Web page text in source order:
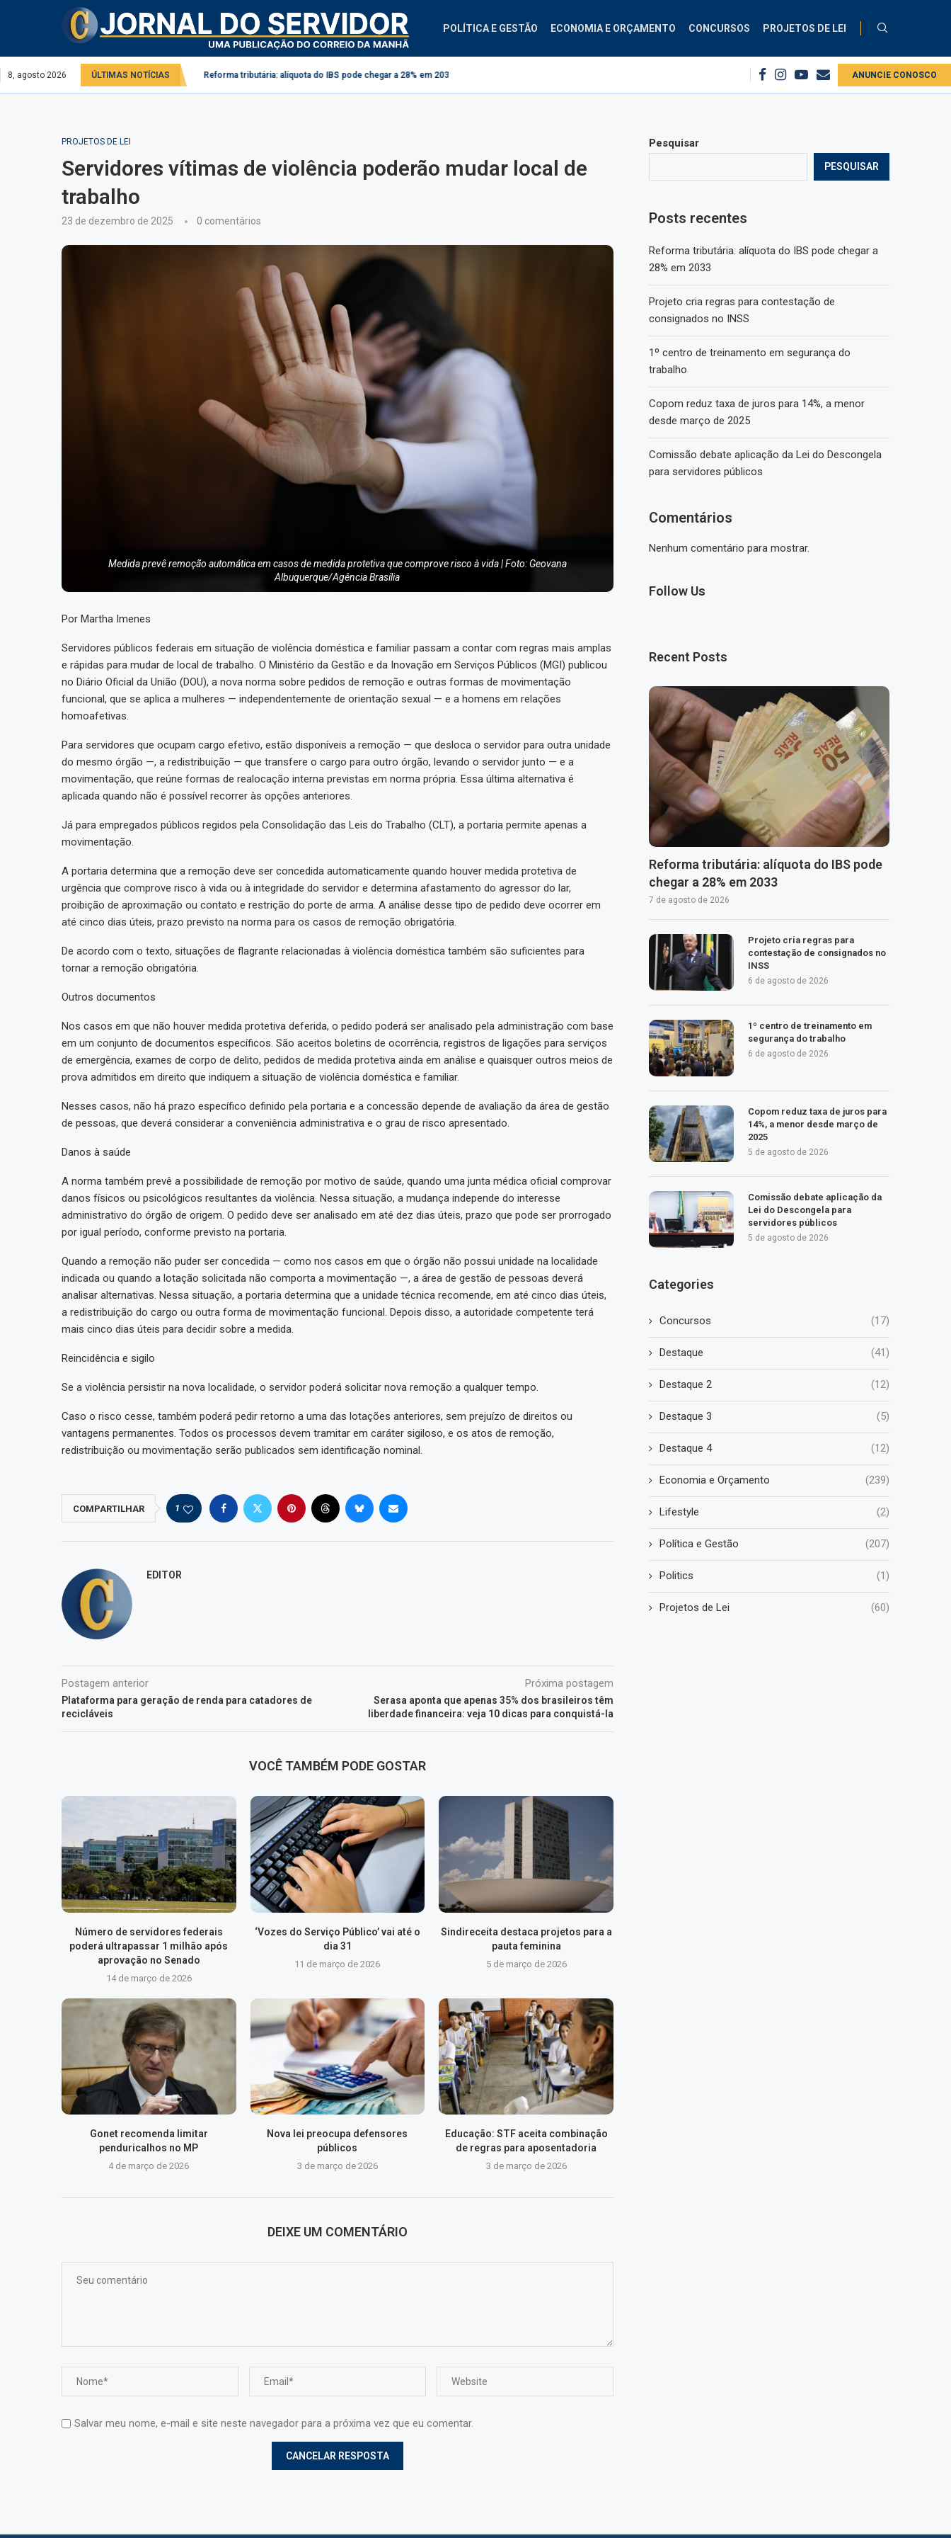
POLÍTICA E GESTÃO ECONOMIA E ORÇAMENTO CONCURSOS PROJETOS DE LEI
8, agosto 2026 ÚLTIMAS NOTÍCIAS
serviço público e privado Reforma tributária: alíquota do IBS pode chegar a 28% em 2033 Projeto cria regras para contestação de consignados no INSS Comissão debate aplicação da Lei do Descongela para
ANUNCIE CONOSCO
PROJETOS DE LEI
Servidores vítimas de violência poderão mudar local de
trabalho
23 de dezembro de 2025 0 comentários
Medida prevê remoção automática em casos de medida protetiva que comprove risco à vida | Foto: Geovana
Albuquerque/Agência Brasília
Por Martha Imenes
Servidores públicos federais em situação de violência doméstica e familiar passam a contar com regras mais amplas
e rápidas para mudar de local de trabalho. O Ministério da Gestão e da Inovação em Serviços Públicos (MGI) publicou
no Diário Oficial da União (DOU), a nova norma sobre pedidos de remoção e outras formas de movimentação
funcional, que se aplica a mulheres — independentemente de orientação sexual — e a homens em relações
homoafetivas.
Para servidores que ocupam cargo efetivo, estão disponíveis a remoção — que desloca o servidor para outra unidade
do mesmo órgão —, a redistribuição — que transfere o cargo para outro órgão, levando o servidor junto — e a
movimentação, que reúne formas de realocação interna previstas em norma própria. Essa última alternativa é
aplicada quando não é possível recorrer às opções anteriores.
Já para empregados públicos regidos pela Consolidação das Leis do Trabalho (CLT), a portaria permite apenas a
movimentação.
A portaria determina que a remoção deve ser concedida automaticamente quando houver medida protetiva de
urgência que comprove risco à vida ou à integridade do servidor e determina afastamento do agressor do lar,
proibição de aproximação ou contato e restrição do porte de arma. A análise desse tipo de pedido deve ocorrer em
até cinco dias úteis, prazo previsto na norma para os casos de remoção obrigatória.
De acordo com o texto, situações de flagrante relacionadas à violência doméstica também são suficientes para
tornar a remoção obrigatória.
Outros documentos
Nos casos em que não houver medida protetiva deferida, o pedido poderá ser analisado pela administração com base
em um conjunto de documentos específicos. São aceitos boletins de ocorrência, registros de ligações para serviços
de emergência, exames de corpo de delito, pedidos de medida protetiva ainda em análise e quaisquer outros meios de
prova admitidos em direito que indiquem a situação de violência doméstica e familiar.
Nesses casos, não há prazo específico definido pela portaria e a concessão depende de avaliação da área de gestão
de pessoas, que deverá considerar a conveniência administrativa e o grau de risco apresentado.
Danos à saúde
A norma também prevê a possibilidade de remoção por motivo de saúde, quando uma junta médica oficial comprovar
danos físicos ou psicológicos resultantes da violência. Nessa situação, a mudança independe do interesse
administrativo do órgão de origem. O pedido deve ser analisado em até dez dias úteis, prazo que pode ser prorrogado
por igual período, conforme previsto na portaria.
Quando a remoção não puder ser concedida — como nos casos em que o órgão não possui unidade na localidade
indicada ou quando a lotação solicitada não comporta a movimentação —, a área de gestão de pessoas deverá
analisar alternativas. Nessa situação, a portaria determina que a unidade técnica recomende, em até cinco dias úteis,
a redistribuição do cargo ou outra forma de movimentação funcional. Depois disso, a autoridade competente terá
mais cinco dias úteis para decidir sobre a medida.
Reincidência e sigilo
Se a violência persistir na nova localidade, o servidor poderá solicitar nova remoção a qualquer tempo.
Caso o risco cesse, também poderá pedir retorno a uma das lotações anteriores, sem prejuízo de direitos ou
vantagens permanentes. Todos os processos devem tramitar em caráter sigiloso, e os atos de remoção,
redistribuição ou movimentação serão publicados sem identificação nominal.
COMPARTILHAR 1
EDITOR
Postagem anterior
Plataforma para geração de renda para catadores de
recicláveis
Próxima postagem
Serasa aponta que apenas 35% dos brasileiros têm
liberdade financeira: veja 10 dicas para conquistá-la
VOCÊ TAMBÉM PODE GOSTAR
Número de servidores federais
poderá ultrapassar 1 milhão após
aprovação no Senado
14 de março de 2026
‘Vozes do Serviço Público’ vai até o
dia 31
11 de março de 2026
Sindireceita destaca projetos para a
pauta feminina
5 de março de 2026
Gonet recomenda limitar
penduricalhos no MP
4 de março de 2026
Nova lei preocupa defensores
públicos
3 de março de 2026
Educação: STF aceita combinação
de regras para aposentadoria
3 de março de 2026
DEIXE UM COMENTÁRIO
Salvar meu nome, e-mail e site neste navegador para a próxima vez que eu comentar.
Pesquisar
PESQUISAR
Posts recentes
Reforma tributária: alíquota do IBS pode chegar a
28% em 2033
Projeto cria regras para contestação de
consignados no INSS
1º centro de treinamento em segurança do
trabalho
Copom reduz taxa de juros para 14%, a menor
desde março de 2025
Comissão debate aplicação da Lei do Descongela
para servidores públicos
Comentários
Nenhum comentário para mostrar.
Follow Us
Recent Posts
Reforma tributária: alíquota do IBS pode
chegar a 28% em 2033
7 de agosto de 2026
Projeto cria regras para
contestação de consignados no
INSS
6 de agosto de 2026
1º centro de treinamento em
segurança do trabalho
6 de agosto de 2026
Copom reduz taxa de juros para
14%, a menor desde março de
2025
5 de agosto de 2026
Comissão debate aplicação da
Lei do Descongela para
servidores públicos
5 de agosto de 2026
Categories
Concursos (17)
Destaque (41)
Destaque 2 (12)
Destaque 3 (5)
Destaque 4 (12)
Economia e Orçamento (239)
Lifestyle (2)
Política e Gestão (207)
Politics (1)
Projetos de Lei (60)